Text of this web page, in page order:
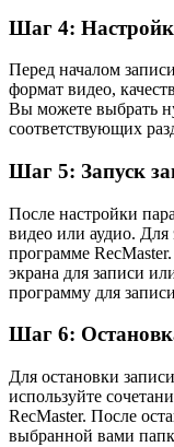
Шаг 4:
Перед началом
формат видео,
Вы можете выбрать
соответствующих
Шаг 5: Запуск
После настройки
видео или аудио.
программе
экрана для записи
программу для
Шаг 6:
Для остановки
используйте
RecMaster. После
выбранной вами